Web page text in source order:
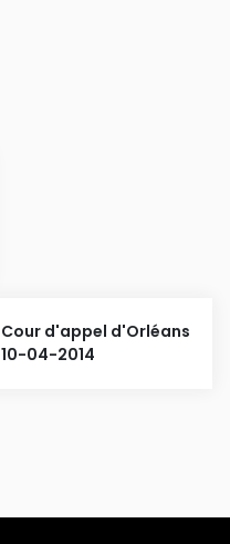
Cour d'appel d'Orléans
10-04-2014